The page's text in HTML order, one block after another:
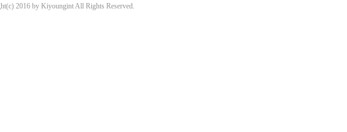
2016 by Kiyoungint All Rights Reserved.